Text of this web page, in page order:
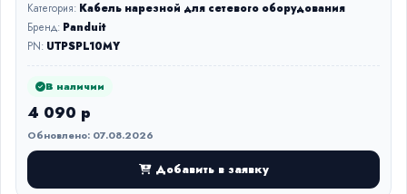
Категория: Кабель нарезной для сетевого оборудования
Бренд: Panduit
PN: UTPSPL10MY
В наличии
4 090 р
Обновлено: 07.08.2026
Добавить в заявку